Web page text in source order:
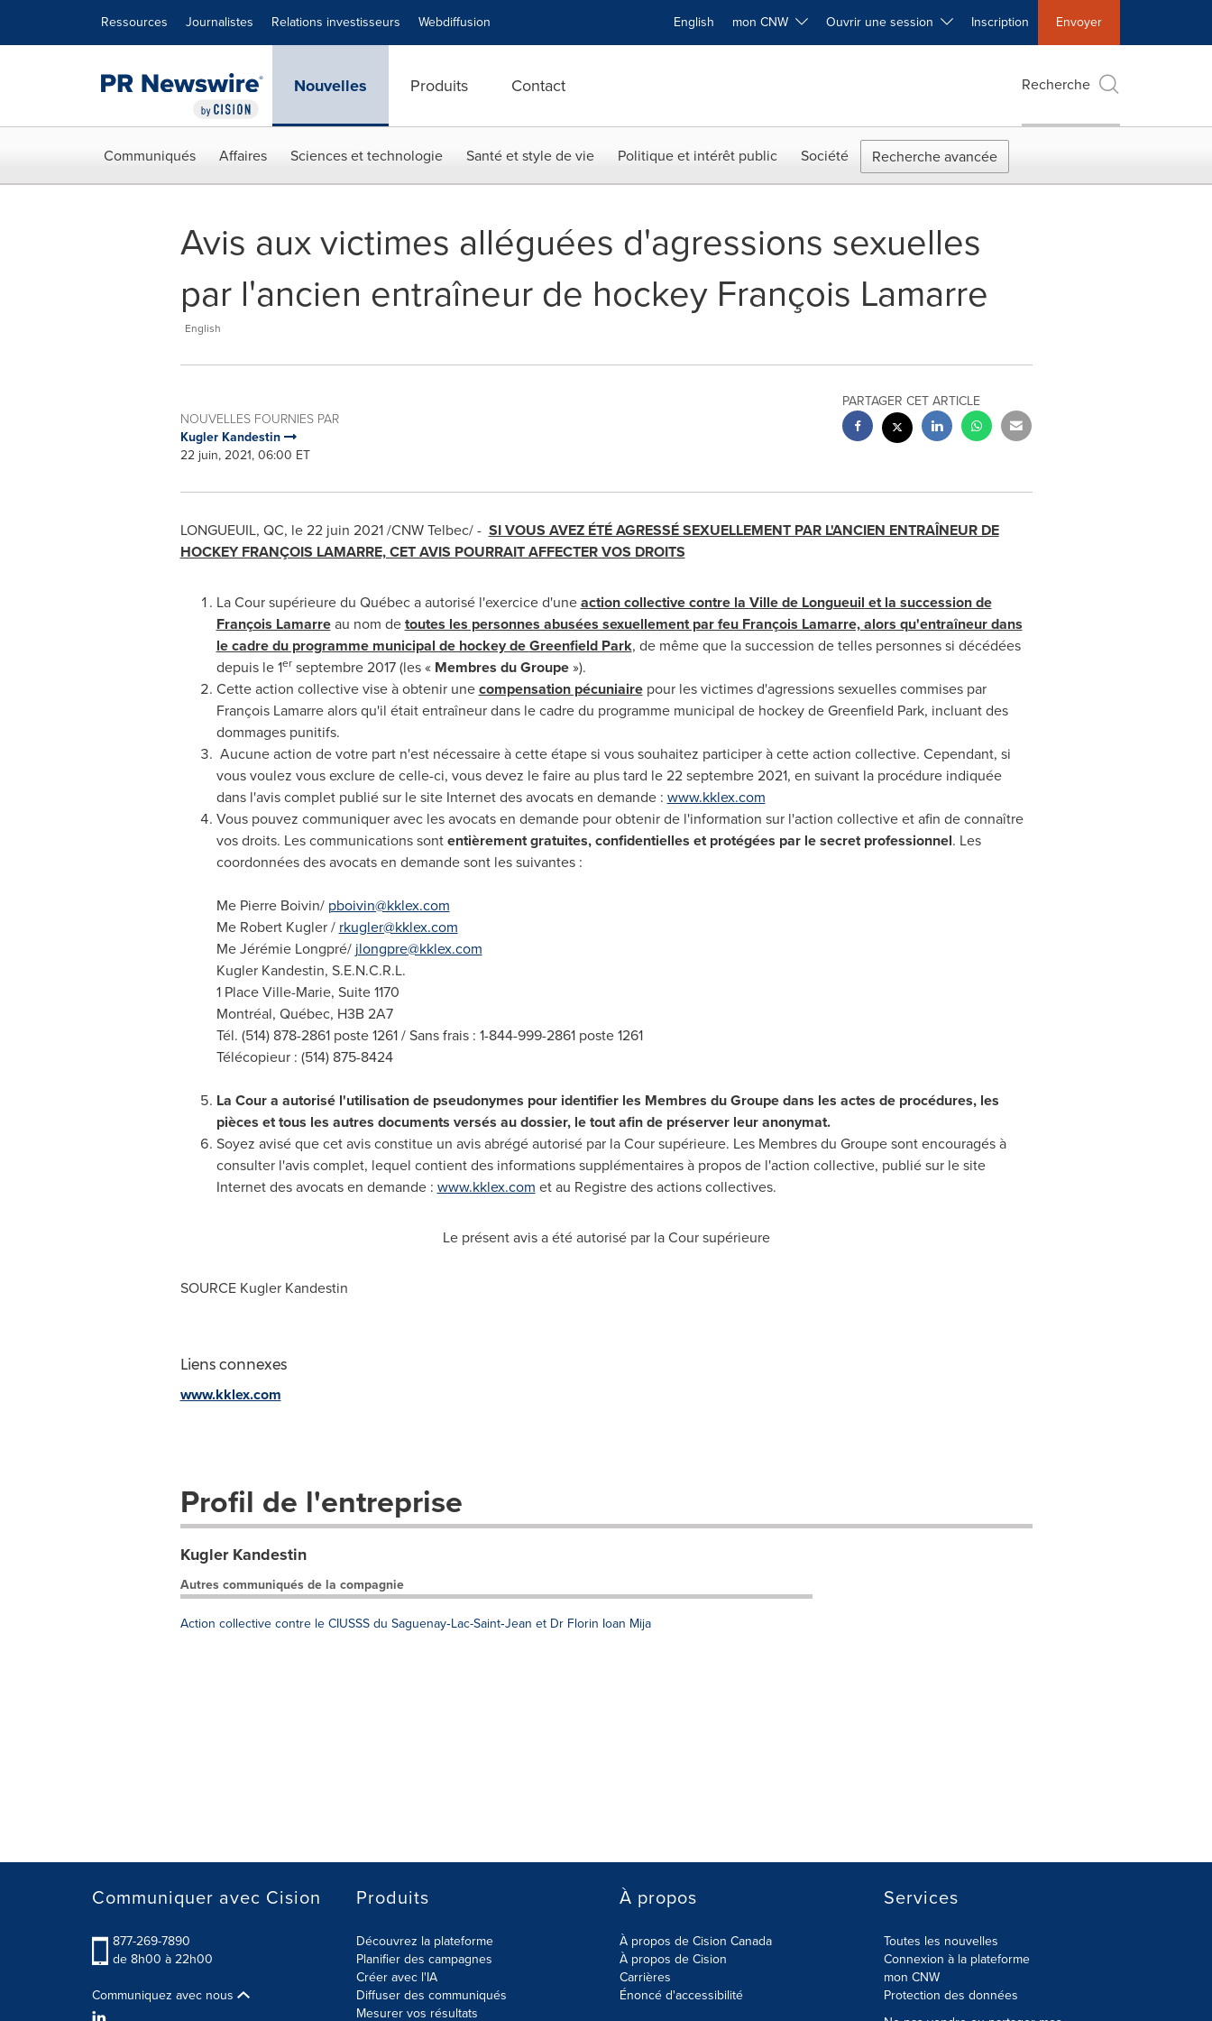
Ressources Journalistes Relations investisseurs Webdiffusion English mon CNW Ouvrir une session Inscription Envoyer
Nouvelles Produits Contact Recherche
Communiqués Affaires Sciences et technologie Santé et style de vie Politique et intérêt public Société Recherche avancée
Avis aux victimes alléguées d'agressions sexuelles
par l'ancien entraîneur de hockey François Lamarre
English
NOUVELLES FOURNIES PAR
Kugler Kandestin
22 juin, 2021, 06:00 ET
PARTAGER CET ARTICLE
LONGUEUIL, QC, le 22 juin 2021 /CNW Telbec/ - SI VOUS AVEZ ÉTÉ AGRESSÉ SEXUELLEMENT PAR L'ANCIEN ENTRAÎNEUR DE
HOCKEY FRANÇOIS LAMARRE, CET AVIS POURRAIT AFFECTER VOS DROITS
La Cour supérieure du Québec a autorisé l'exercice d'uneaction collective contre la Ville de Longueuil et la succession de
François Lamarreau nom detoutes les personnes abusées sexuellement par feu François Lamarre, alors qu'entraîneur dans
le cadre du programme municipal de hockey deGreenfield Park, de même que la succession de telles personnes si décédées
depuis le 1erseptembre 2017 (les « Membres du Groupe»).
Cette action collective vise à obtenir unecompensation pécuniairepour les victimes d'agressions sexuelles commises par
François Lamarre alors qu'il était entraîneur dans le cadre du programme municipal de hockey deGreenfield Park, incluant des
dommages punitifs.
Aucune action de votre part n'est nécessaire à cette étape si vous souhaitez participer à cette action collective. Cependant, si
vous voulez vous exclure de celle-ci, vous devez le faire au plus tard le 22 septembre 2021, en suivant la procédure indiquée
dans l'avis complet publié sur le site Internet des avocats en demande : www.kklex.com
Vous pouvez communiquer avec les avocats en demande pour obtenir de l'information sur l'action collective et afin de connaître
vos droits. Les communications sontentièrement gratuites, confidentielles et protégées par le secret professionnel. Les
coordonnées des avocats en demande sont les suivantes :
Me Pierre Boivin/ pboivin@kklex.com
Me Robert Kugler/ rkugler@kklex.com
Me Jérémie Longpré/ jlongpre@kklex.com
Kugler Kandestin, S.E.N.C.R.L.
1 Place Ville-Marie, Suite 1170
Montréal, Québec, H3B 2A7
Tél. (514) 878-2861 poste 1261 / Sans frais : 1-844-999-2861 poste 1261
Télécopieur : (514) 875-8424
La Cour a autorisé l'utilisation de pseudonymes pour identifier les Membres du Groupe dans les actes de procédures, les
pièces et tous les autres documents versés au dossier, le tout afin de préserver leur anonymat.
Soyez avisé que cet avis constitue un avis abrégé autorisé par la Cour supérieure. Les Membresdu Groupe sont encouragés à
consulter l'avis complet, lequel contient des informations supplémentaires à propos de l'action collective, publié sur le site
Internet des avocats en demande : www.kklex.com et au Registre des actions collectives.
Le présent avis a été autorisé par la Cour supérieure
SOURCE Kugler Kandestin
Liens connexes
www.kklex.com
Profil de l'entreprise
Kugler Kandestin
Autres communiqués de la compagnie
Action collective contre le CIUSSS du Saguenay‑Lac-Saint‑Jean et Dr Florin Ioan Mija
Communiquer avec Cision
877-269-7890
de 8h00 à 22h00
Communiquez avec nous
Produits
Découvrez la plateforme
Planifier des campagnes
Créer avec l'IA
Diffuser des communiqués
Mesurer vos résultats
À propos
À propos de Cision Canada
À propos de Cision
Carrières
Énoncé d'accessibilité
Services
Toutes les nouvelles
Connexion à la plateforme
mon CNW
Protection des données